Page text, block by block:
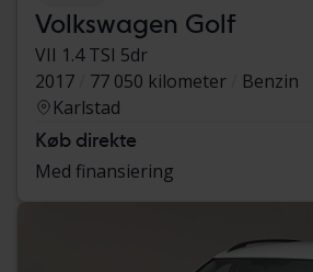
Volkswagen Golf
VII 1.4 TSI 5dr
2017
77 050 kilometer
Benzin
Karlstad
Køb direkte
Med finansiering